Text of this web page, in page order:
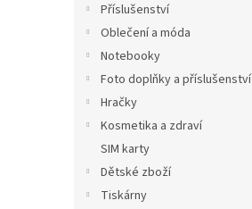
Příslušenství
Oblečení a móda
Notebooky
Foto doplňky a příslušenství
Hračky
Kosmetika a zdraví
SIM karty
Dětské zboží
Tiskárny